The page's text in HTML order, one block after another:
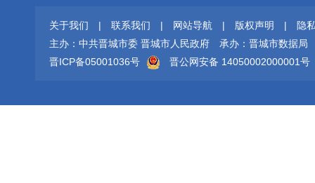
关于我们 | 联系我们 | 网站导航 | 版权声明 |
隐
主办：中共晋城市委 晋城市人民政府
承办：晋城市数据局
晋ICP备05001036号
晋公网安备 14050002000001号